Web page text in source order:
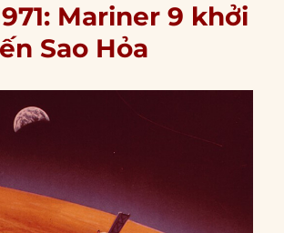
Mariner 9 khởi
Sao Hỏa